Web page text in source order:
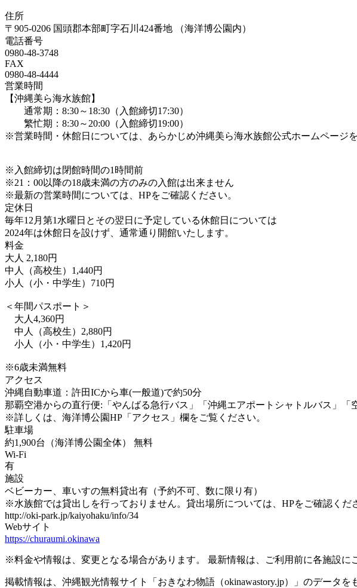
住所
〒905-0206 国頭郡本部町字石川424番地 （海洋博公園内）
電話番号
0980-48-3748
FAX
0980-48-4444
営業時間
【沖縄美ら海水族館】
通常期：8:30～18:30（入館締切17:30）
繁忙期：8:30～20:00（入館締切19:00）
※営業時間・休館日については、あらかじめ沖縄美ら海水族館公式ホームページを
※入館締切は閉館時間の1時間前
※21：00以降の18歳未満の方のみの入館は出来ません
※最新の営業時間については、HPをご確認ください。
定休日
毎年12月第1水曜日とその翌日に予定している休館日については
2024年は休館日を設けず、通常通り開館いたします。
料金
大人 2,180円
中人（高校生）1,440円
小人（小・中学生）710円
＜年間パスポート＞
大人4,360円
中人（高校生）2,880円
小人（小・中学生）1,420円
※6歳未満無料
アクセス
沖縄自動車道：許田ICから車(一般道)で約50分
那覇空港からの直行便:「やんばる急行バス」「沖縄エアポートシャトルバス」
※詳しくは、海洋博公園HP「アクセス」欄をご覧ください。
駐車場
約1,900台（海洋博公園全体） 無料
Wi-Fi
有
施設
ベビーカー、車いすの無料貸出有（予約不可、数に限り有）
※水族館では貸出しを行っておりません。貸出場所については、HPをご確認くだ
http://oki-park.jp/kaiyohaku/info/34
Webサイト
https://churaumi.okinawa
※料金や情報は、変更となる場合があります。 最新情報は、ご利用前に各施設に
掲載情報は、沖縄観光情報サイト「おきなわ物語（okinawastory.jp）」のデータを